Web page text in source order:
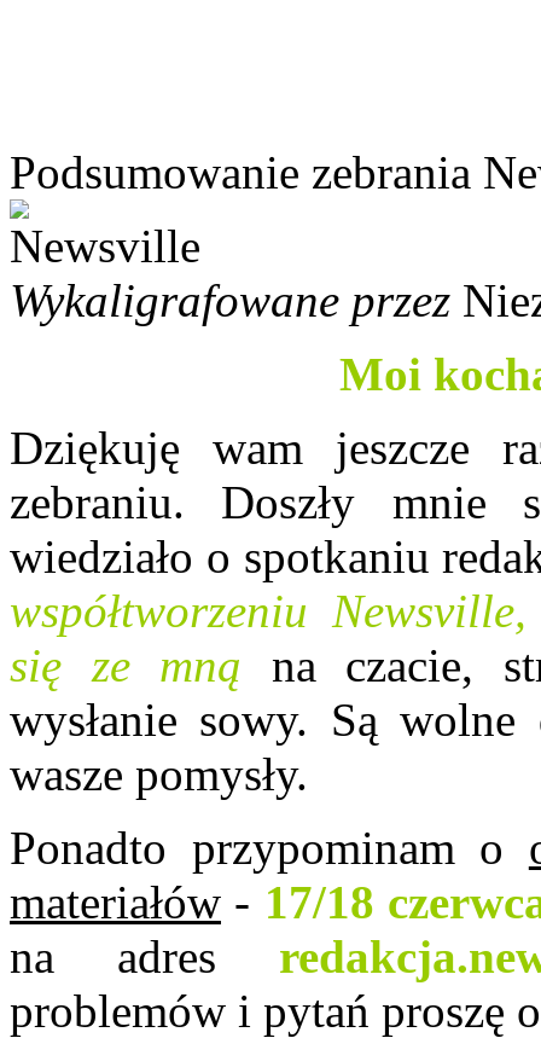
Podsumowanie zebrania
Wykaligrafowane przez
Moi
Dziękuję wam jeszcze
zebraniu. Doszły mnie
wiedziało o spotkaniu
współtworzeniu
się ze mną na czacie,
wysłanie sowy. Są
wasze pomysły.
Ponadto przypominam o
materiałów - 17/18
na adres
problemów i pytań proszę